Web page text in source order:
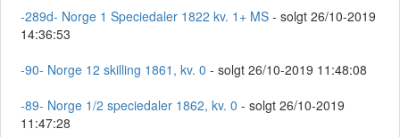
-289d- Norge 1 Speciedaler 1822 kv. 1+ MS - solgt 26/10-2019
14:36:53
-90- Norge 12 skilling 1861, kv. 0 - solgt 26/10-2019 11:48:08
-89- Norge 1/2 speciedaler 1862, kv. 0 - solgt 26/10-2019
11:47:28